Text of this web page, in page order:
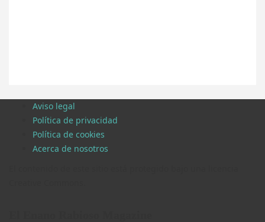
Aviso legal
Política de privacidad
Política de cookies
Acerca de nosotros